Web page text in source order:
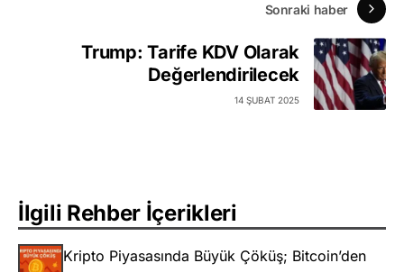
Sonraki haber
Trump: Tarife KDV Olarak
Değerlendirilecek
14 ŞUBAT 2025
İlgili Rehber İçerikleri
Kripto Piyasasında Büyük Çöküş; Bitcoin’den